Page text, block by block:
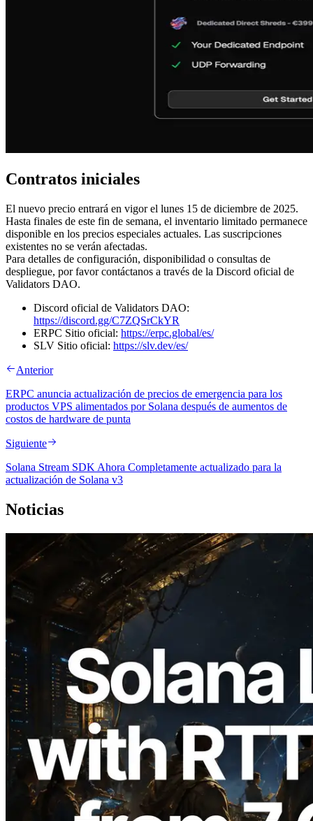
Contratos iniciales
El nuevo precio entrará en vigor el lunes 15 de diciembre de 2025.
Hasta finales de este fin de semana, el inventario limitado permanece
disponible en los precios especiales actuales. Las suscripciones
existentes no se verán afectadas.
Para detalles de configuración, disponibilidad o consultas de
despliegue, por favor contáctanos a través de la Discord oficial de
Validators DAO.
Discord oficial de Validators DAO:
https://discord.gg/C7ZQSrCkYR
ERPC Sitio oficial: https://erpc.global/es/
SLV Sitio oficial: https://slv.dev/es/
Anterior
ERPC anuncia actualización de precios de emergencia para los
productos VPS alimentados por Solana después de aumentos de
costos de hardware de punta
Siguiente
Solana Stream SDK Ahora Completamente actualizado para la
actualización de Solana v3
Noticias
2026.08.05
ERPC amplía la Leader Slot API de
Solana con medición de ping desde 7
regiones globales — También se lanza la
Validators Information API
Leer este artículo